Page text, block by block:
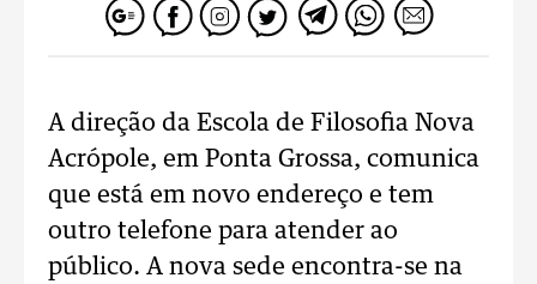
A direção da Escola de Filosofia Nova
Acrópole, em Ponta Grossa, comunica
que está em novo endereço e tem
outro telefone para atender ao
público. A nova sede encontra-se na